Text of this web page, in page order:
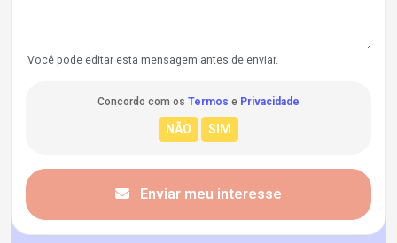
Você pode editar esta mensagem antes de enviar.
Concordo com os Termos e Privacidade
Enviar meu interesse